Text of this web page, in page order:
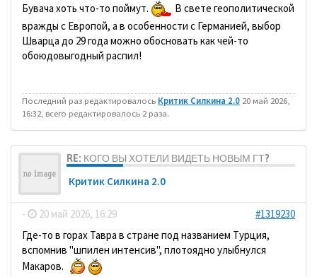
Бувача хоть что-то поймут.
В свете геополитической
вражды с Европой, а в особенности с Германией, выбор
Шварца до 29 года можно обосновать как чей-то
обоюдовыгодный распил!
Последний раз редактировалось Критик Силкина 2.0 20 май 2026,
16:32, всего редактировалось 2 раза.
RE: КОГО ВЫ ХОТЕЛИ ВИДЕТЬ НОВЫМ ГТ?
Критик Силкина 2.0
- 20 май 2026, 16:29
#1319230
Где-то в горах Тавра в стране под названием Турция,
вспомнив "шпилен интенсив", плотоядно улыбнулся
Макаров.